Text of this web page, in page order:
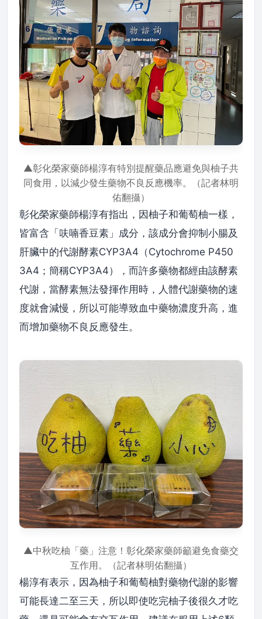
▲彰化榮家藥師楊淳有特別提醒藥品應避免與柚子共
同食用，以減少發生藥物不良反應機率。（記者林明
佑翻攝）
彰化榮家藥師楊淳有指出，因柚子和葡萄柚一樣，
皆富含「呋喃香豆素」成分，該成分會抑制小腸及
肝臟中的代謝酵素CYP3A4（Cytochrome P450
3A4；簡稱CYP3A4），而許多藥物都經由該酵素
代謝，當酵素無法發揮作用時，人體代謝藥物的速
度就會減慢，所以可能導致血中藥物濃度升高，進
而增加藥物不良反應發生。
▲中秋吃柚「藥」注意！彰化榮家藥師籲避免食藥交
互作用。（記者林明佑翻攝）
楊淳有表示，因為柚子和葡萄柚對藥物代謝的影響
可能長達二至三天，所以即使吃完柚子後很久才吃